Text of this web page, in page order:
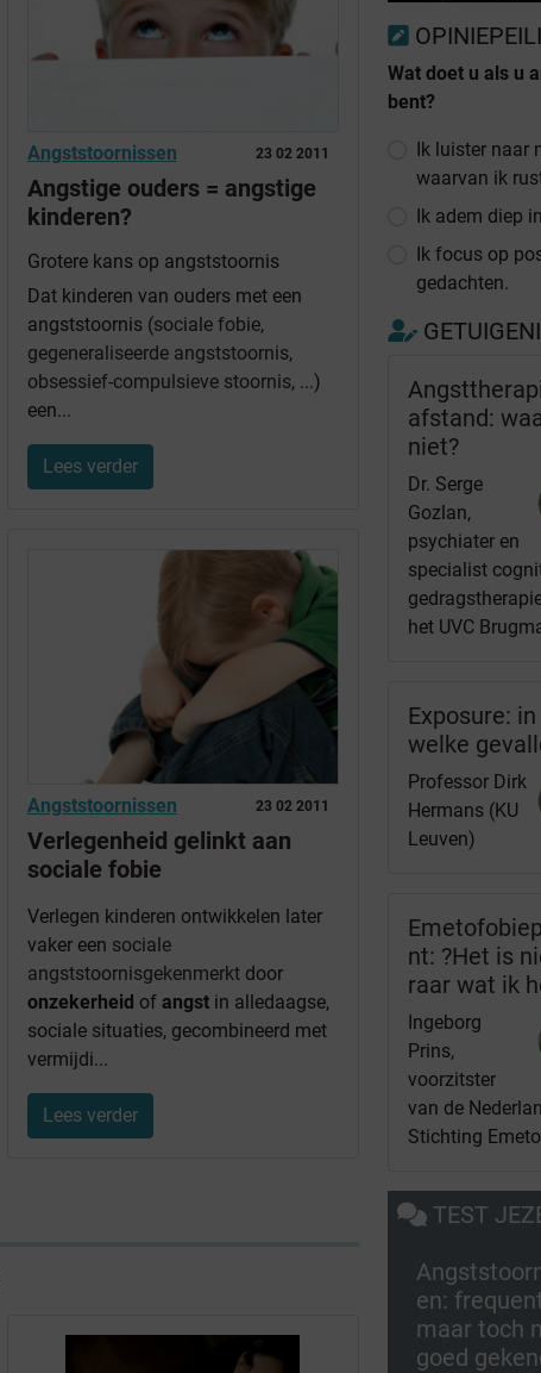
23 02 2011
Angststoornissen
Angstige ouders = angstige
kinderen?
Grotere kans op angststoornis
Dat kinderen van ouders met een
angststoornis (sociale fobie,
gegeneraliseerde angststoornis,
obsessief-compulsieve stoornis, ...)
een...
Lees verder
23 02 2011
Angststoornissen
Verlegenheid gelinkt aan
sociale fobie
Verlegen kinderen ontwikkelen later
vaker een sociale
angststoornisgekenmerktdoor
onzekerheid of angstin alledaagse,
sociale situaties, gecombineerd met
vermijdi...
Lees verder
Wat doet u als u
bent?
Ik luister naar
waarvan ik
Ik adem diep
Ik focus op
gedachten.
afstand:
niet?
Dr. Serge
Gozlan,
psychiater en
specialist
het UVC
Exposure: in
welke
Professor Dirk
Hermans (KU
Leuven)
nt: ?Het is
raar wat ik
Ingeborg
Prins,
voorzitster
van de
Stichting
TEST
en:
maar toch
goed